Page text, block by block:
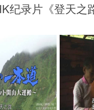
纪录片《登天之